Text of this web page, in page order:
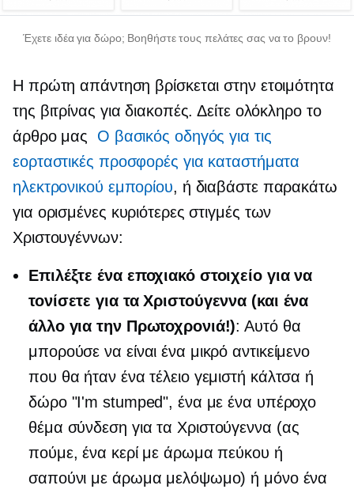
Έχετε ιδέα για δώρο; Βοηθήστε τους πελάτες σας να το βρουν!
Η πρώτη απάντηση βρίσκεται στην ετοιμότητα
της βιτρίνας για διακοπές. Δείτε ολόκληρο το
άρθρο μας
Ο βασικός οδηγός για τις
εορταστικές προσφορές για καταστήματα
ηλεκτρονικού εμπορίου, ή διαβάστε παρακάτω
για ορισμένες κυριότερες στιγμές των
Χριστουγέννων:
Επιλέξτε ένα εποχιακό στοιχείο για να
τονίσετε για τα Χριστούγεννα (και ένα
άλλο για την Πρωτοχρονιά!): Αυτό θα
μπορούσε να είναι ένα μικρό αντικείμενο
που θα ήταν ένα τέλειο γεμιστή κάλτσα ή
δώρο "I'm stumped", ένα με ένα υπέροχο
θέμα σύνδεση για τα Χριστούγεννα (ας
πούμε, ένα κερί με άρωμα πεύκου ή
σαπούνι με άρωμα μελόψωμο) ή μόνο ένα